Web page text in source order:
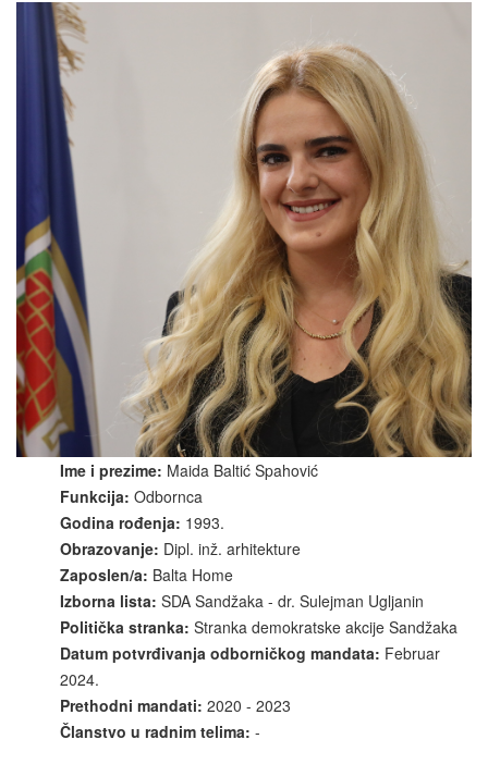
Ime i prezime: Maida Baltić Spahović
Funkcija: Odbornca
Godina rođenja: 1993.
Obrazovanje: Dipl. inž. arhitekture
Zaposlen/a: Balta Home
Izborna lista: SDA Sandžaka - dr. Sulejman Ugljanin
Politička stranka: Stranka demokratske akcije Sandžaka
Datum potvrđivanja odborničkog mandata: Februar
2024.
Prethodni mandati: 2020 - 2023
Članstvo u radnim telima: -